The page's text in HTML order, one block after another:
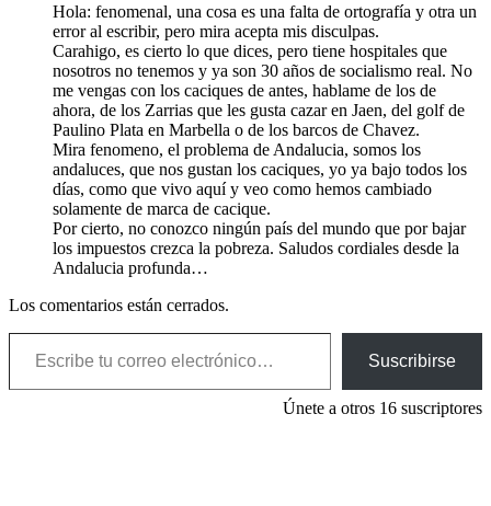
Hola: fenomenal, una cosa es una falta de ortografía y otra un
error al escribir, pero mira acepta mis disculpas.
Carahigo, es cierto lo que dices, pero tiene hospitales que
nosotros no tenemos y ya son 30 años de socialismo real. No
me vengas con los caciques de antes, hablame de los de
ahora, de los Zarrias que les gusta cazar en Jaen, del golf de
Paulino Plata en Marbella o de los barcos de Chavez.
Mira fenomeno, el problema de Andalucia, somos los
andaluces, que nos gustan los caciques, yo ya bajo todos los
días, como que vivo aquí y veo como hemos cambiado
solamente de marca de cacique.
Por cierto, no conozco ningún país del mundo que por bajar
los impuestos crezca la pobreza. Saludos cordiales desde la
Andalucia profunda…
Los comentarios están cerrados.
Escribe tu correo electrónico…
Suscribirse
Únete a otros 16 suscriptores